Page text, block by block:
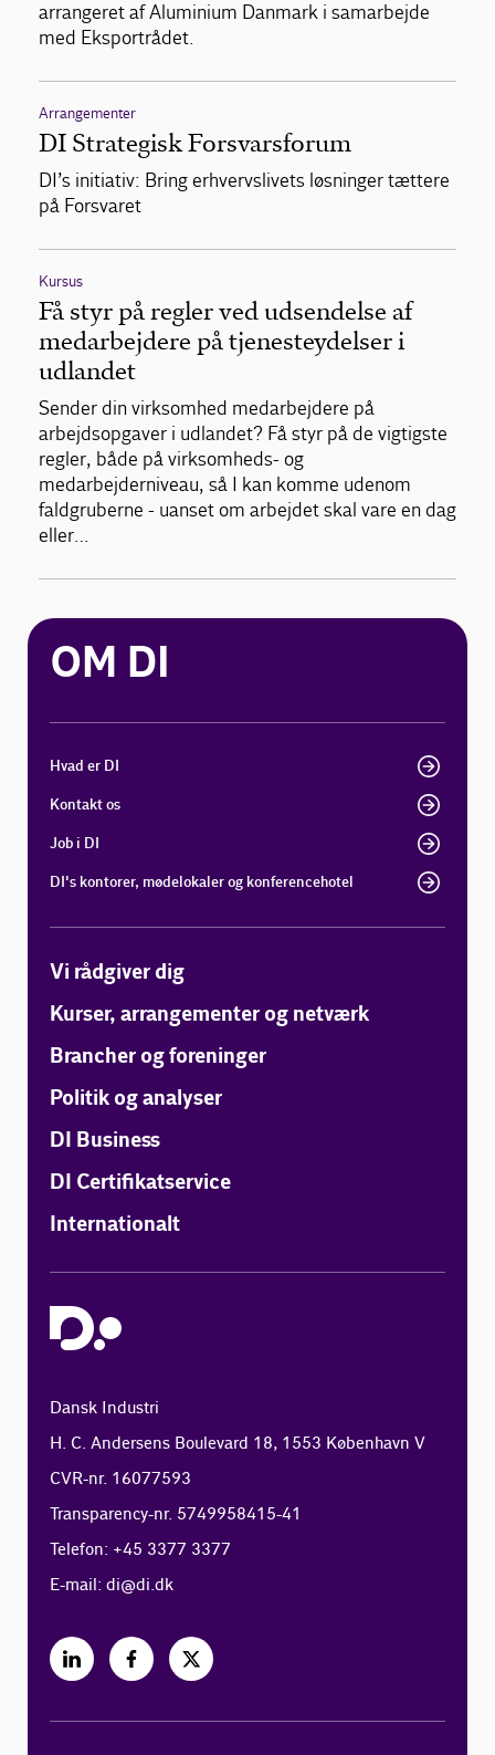
arrangeret af Aluminium Danmark i samarbejde
med Eksportrådet.
Arrangementer
DI Strategisk Forsvarsforum
DI’s initiativ: Bring erhvervslivets løsninger tættere
på Forsvaret
Kursus
Få styr på regler ved udsendelse af
medarbejdere på tjenesteydelser i
udlandet
Sender din virksomhed medarbejdere på
arbejdsopgaver i udlandet? Få styr på de vigtigste
regler, både på virksomheds- og
medarbejderniveau, så I kan komme udenom
faldgruberne - uanset om arbejdet skal vare en dag
eller…
OM DI
Hvad er DI
Kontakt os
Job i DI
DI's kontorer, mødelokaler og konferencehotel
Vi rådgiver dig
Kurser, arrangementer og netværk
Brancher og foreninger
Politik og analyser
DI Business
DI Certifikatservice
Internationalt
Dansk Industri
H. C. Andersens Boulevard 18, 1553 København V
CVR-nr. 16077593
Transparency-nr. 5749958415-41
Telefon: +45 3377 3377
E-mail:di@di.dk